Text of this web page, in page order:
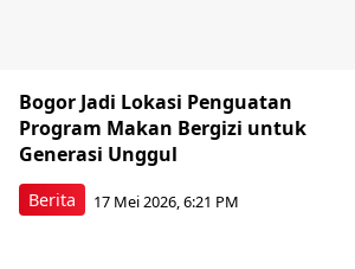
Berita
Bogor Jadi Lokasi Penguatan
Program Makan Bergizi untuk
Generasi Unggul
17 Mei 2026, 6:21 PM